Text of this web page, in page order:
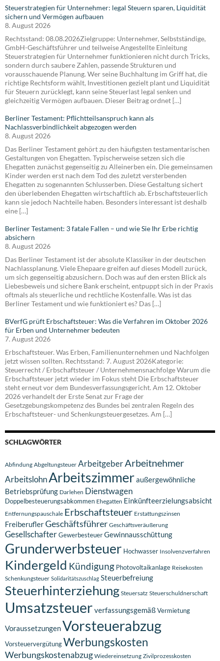
Steuerstrategien für Unternehmer: legal Steuern sparen, Liquidität
sichern und Vermögen aufbauen
8. August 2026
Rechtsstand: 08.08.2026Zielgruppe: Unternehmer, Selbstständige,
GmbH-Geschäftsführer und teilweise Angestellte Einleitung
Steuerstrategien für Unternehmer funktionieren nicht durch Tricks,
sondern durch saubere Zahlen, passende Strukturen und
vorausschauende Planung. Wer seine Buchhaltung im Griff hat, die
richtige Rechtsform wählt, Investitionen gezielt plant und Liquidität
für Steuern zurücklegt, kann seine Steuerlast legal senken und
gleichzeitig Vermögen aufbauen. Dieser Beitrag ordnet […]
Berliner Testament: Pflichtteilsanspruch kann als
Nachlassverbindlichkeit abgezogen werden
8. August 2026
Das Berliner Testament gehört zu den häufigsten testamentarischen
Gestaltungen von Ehegatten. Typischerweise setzen sich die
Ehegatten zunächst gegenseitig zu Alleinerben ein. Die gemeinsamen
Kinder werden erst nach dem Tod des zuletzt versterbenden
Ehegatten zu sogenannten Schlusserben. Diese Gestaltung sichert
den überlebenden Ehegatten wirtschaftlich ab. Erbschaftsteuerlich
kann sie jedoch Nachteile haben. Besonders interessant ist deshalb
eine […]
Berliner Testament: 3 fatale Fallen – und wie Sie Ihr Erbe richtig
absichern
8. August 2026
Das Berliner Testament ist der absolute Klassiker in der deutschen
Nachlassplanung. Viele Ehepaare greifen auf dieses Modell zurück,
um sich gegenseitig abzusichern. Doch was auf den ersten Blick als
Liebesbeweis und sichere Bank erscheint, entpuppt sich in der Praxis
oftmals als steuerliche und rechtliche Kostenfalle. Was ist das
Berliner Testament und wie funktioniert es? Das […]
BVerfG prüft Erbschaftsteuer: Was die Verfahren im Oktober 2026
für Erben und Unternehmer bedeuten
7. August 2026
Erbschaftsteuer. Was Erben, Familienunternehmen und Nachfolgen
jetzt wissen sollten. Rechtsstand: 7. August 2026Kategorie:
Steuerrecht / Erbschaftsteuer / Unternehmensnachfolge Warum die
Erbschaftsteuer jetzt wieder im Fokus steht Die Erbschaftsteuer
steht erneut vor dem Bundesverfassungsgericht. Am 12. Oktober
2026 verhandelt der Erste Senat zur Frage der
Gesetzgebungskompetenz des Bundes bei zentralen Regeln des
Erbschaftsteuer- und Schenkungsteuergesetzes. Am […]
SCHLAGWÖRTER
Abfindung Abgeltungsteuer ArbeitgeberArbeitnehmer
ArbeitslohnArbeitszimmeraußergewöhnliche
Betriebsprüfung Darlehen Dienstwagen
Doppelbesteuerungsabkommen Ehegatten Einkünfteerzielungsabsicht
Entfernungspauschale Erbschaftsteuer Erstattungszinsen
FreiberuflerGeschäftsführer Geschäftsveräußerung
GesellschafterGewerbesteuerGewinnausschüttung
Grunderwerbsteuer Hochwasser Insolvenzverfahren
Kindergeld Kündigung Photovoltaikanlage Reisekosten
Schenkungsteuer Solidaritätszuschlag Steuerbefreiung
Steuerhinterziehung Steuersatz Steuerschuldnerschaft
Umsatzsteuer verfassungsgemäßVermietung
VoraussetzungenVorsteuerabzug
VorsteuervergütungWerbungskosten
Werbungskostenabzug Wiedereinsetzung Zivilprozesskosten